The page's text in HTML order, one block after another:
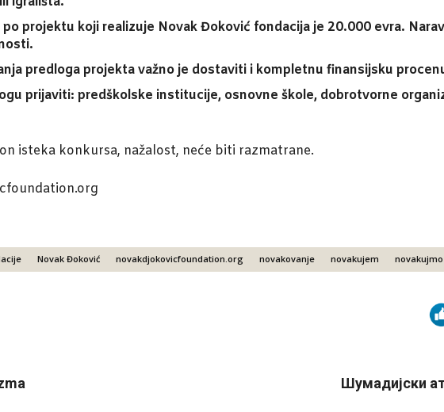
projektu koji realizuje Novak Đoković fondacija je 20.000 evra.
predloga projekta važno je dostaviti i kompletnu finansijsku
prijaviti: predškolske institucije, osnovne škole, dobrotvorne
isteka konkursa, nažalost, neće biti razmatrane.
Novak Đoković novakdjokovicfoundation.org novakovanje novakujem novakujmo
Шумадијски